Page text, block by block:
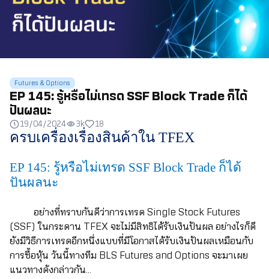
Futures & Options
EP 145: รู้หรือไม่เทรด SSF Block Trade ก็ได้
ปันผลนะ
19/04/2024 3k 18
ครบเครื่องเรื่องสินค้าใน TFEX
EP 145: รู้หรือไม่เทรด SSF Block Trade ก็ได้
ปันผลนะ
อย่างที่ทราบกันดีว่าการเทรดSingle Stock Futures
(SSF) ในกระดาน TFEX จะไม่มีสิทธิได้รับเงินปันผล อย่างไรก็ดี
ยังมีวิธีการเทรดอีกหนึ่งแบบที่มีโอกาสได้รับเงินปันผลเหมือนกับ
การซื้อหุ้น วันนี้ทางทีม BLS Futures and Options จะมาเผย
แนวทางดังกล่าวกัน…